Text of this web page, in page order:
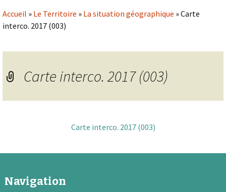
Accueil » Le Territoire » La situation géographique »Carte
interco. 2017 (003)
Carte interco. 2017 (003)
Carte interco. 2017 (003)
Navigation